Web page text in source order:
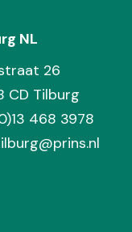
NL
26
CD Tilburg
468 3978